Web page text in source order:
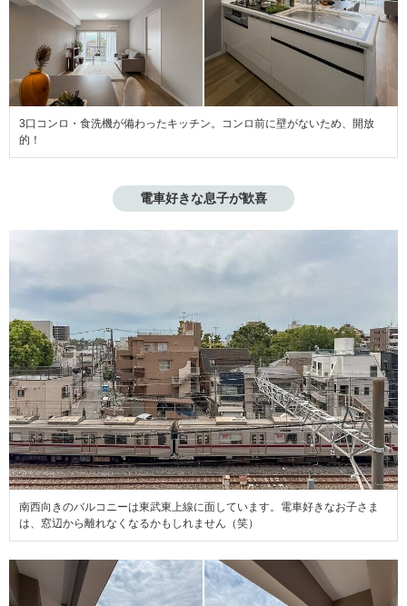
3口コンロ・食洗機が備わったキッチン。コンロ前に壁がないため、開放
的！
電車好きな息子が歓喜
南西向きのバルコニーは東武東上線に面しています。電車好きなお子さま
は、窓辺から離れなくなるかもしれません（笑）